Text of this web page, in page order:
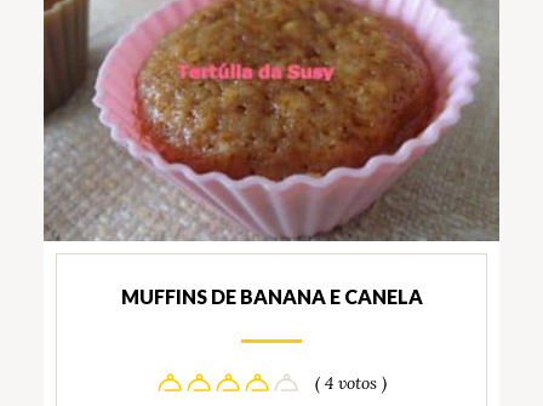
MUFFINS DE BANANA E CANELA
( 4 votos )